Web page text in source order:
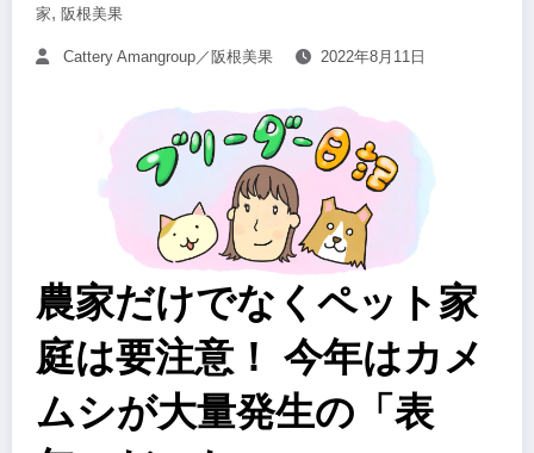
家, 阪根美果
Cattery Amangroup／阪根美果 2022年8月11日
農家だけでなくペット家
庭は要注意！ 今年はカメ
ムシが大量発生の「表